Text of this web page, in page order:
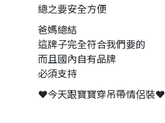
總之要安全方便
爸媽總結
這牌子完全符合我們要的
而且國內自有品牌
必須支持
❤️今天跟寶寶穿吊帶情侶裝❤️